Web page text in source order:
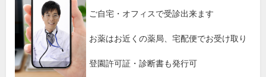
ご自宅・オフィスで受診出来ます
お薬はお近くの薬局、宅配便でお受け取り
登園許可証・診断書も発行可